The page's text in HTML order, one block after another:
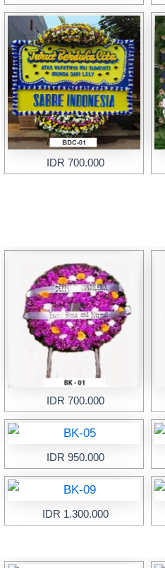
IDR 700.000
IDR 700.000
IDR 950.000
IDR 1.300.000